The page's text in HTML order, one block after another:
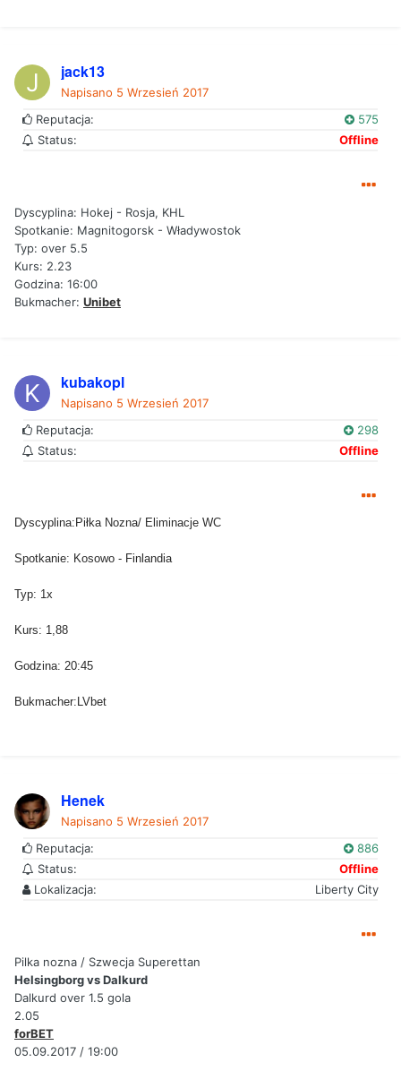
jack13
Napisano 5 Wrzesień 2017
Reputacja:
575
Status:
Offline
Dyscyplina: Hokej - Rosja, KHL
Spotkanie: Magnitogorsk - Władywostok
Typ: over 5.5
Kurs: 2.23
Godzina: 16:00
Bukmacher: Unibet
kubakopl
Napisano 5 Wrzesień 2017
Reputacja:
298
Status:
Offline
Dyscyplina:Piłka Nozna/ Eliminacje WC
Spotkanie: Kosowo - Finlandia
Typ: 1x
Kurs: 1,88
Godzina: 20:45
Bukmacher:LVbet
Henek
Napisano 5 Wrzesień 2017
Reputacja:
886
Status:
Offline
Lokalizacja:
Liberty City
Pilka nozna / Szwecja Superettan
Helsingborg vs Dalkurd
Dalkurd over 1.5 gola
2.05
forBET
05.09.2017 / 19:00